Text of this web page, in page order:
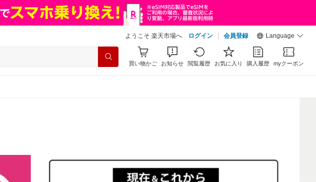
ようこそ 楽天市場へ ログイン 会員登録 Language
買い物かご お知らせ 閲覧履歴 お気に入り 購入履歴 myクーポン